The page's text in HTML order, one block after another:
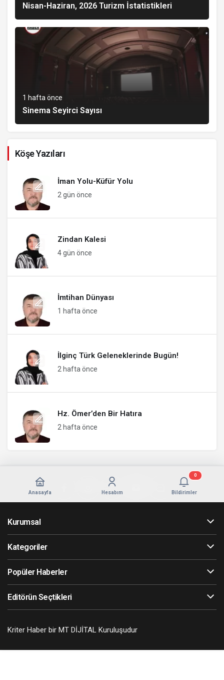
Nisan-Haziran, 2026 Turizm İstatistikleri
1 hafta önce
Sinema Seyirci Sayısı
Köşe Yazıları
İman Yolu-Küfür Yolu
2 gün önce
Zindan Kalesi
4 gün önce
İmtihan Dünyası
1 hafta önce
İlginç Türk Geleneklerinde Bugün!
2 hafta önce
Hz. Ömer’den Bir Hatıra
2 hafta önce
Anasayfa Hesabım Bildirimler
0
Kurumsal
Kategoriler
Popüler Haberler
Editörün Seçtikleri
Kriter Haber bir MT DİJİTAL Kuruluşudur